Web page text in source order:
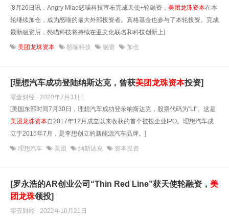
[8月26日讯，Angry Miao怒喵科技宣布完成天使+轮融资， 美团龙珠资本在本
轮继续加仓，成为怒喵的最大外部投资者。真格基金也参与了本轮投资。完成
最新融资后，怒喵科技将持续在亚文化联名和科技创新上]
美团龙珠资本 怒喵科技 融资 加仓
[理想汽车成功登陆纳斯达克，曾获美团龙珠资本投资]
零壹财经 · 2020年7月31日
[美国东部时间7月30日，理想汽车成功登录纳斯达克，股票代码为"LI"。这是
美团龙珠资本自2017年12月成立以来收获的首个被投企业IPO。理想汽车成
立于2015年7月，是李想创立的新能源汽车品牌。]
理想汽车 美团 纳斯达克 资本投资
[罗永浩的AR创业公司“Thin Red Line”获天使轮融资， 美
团龙珠领投]
零壹财经 · 2022年10月21日